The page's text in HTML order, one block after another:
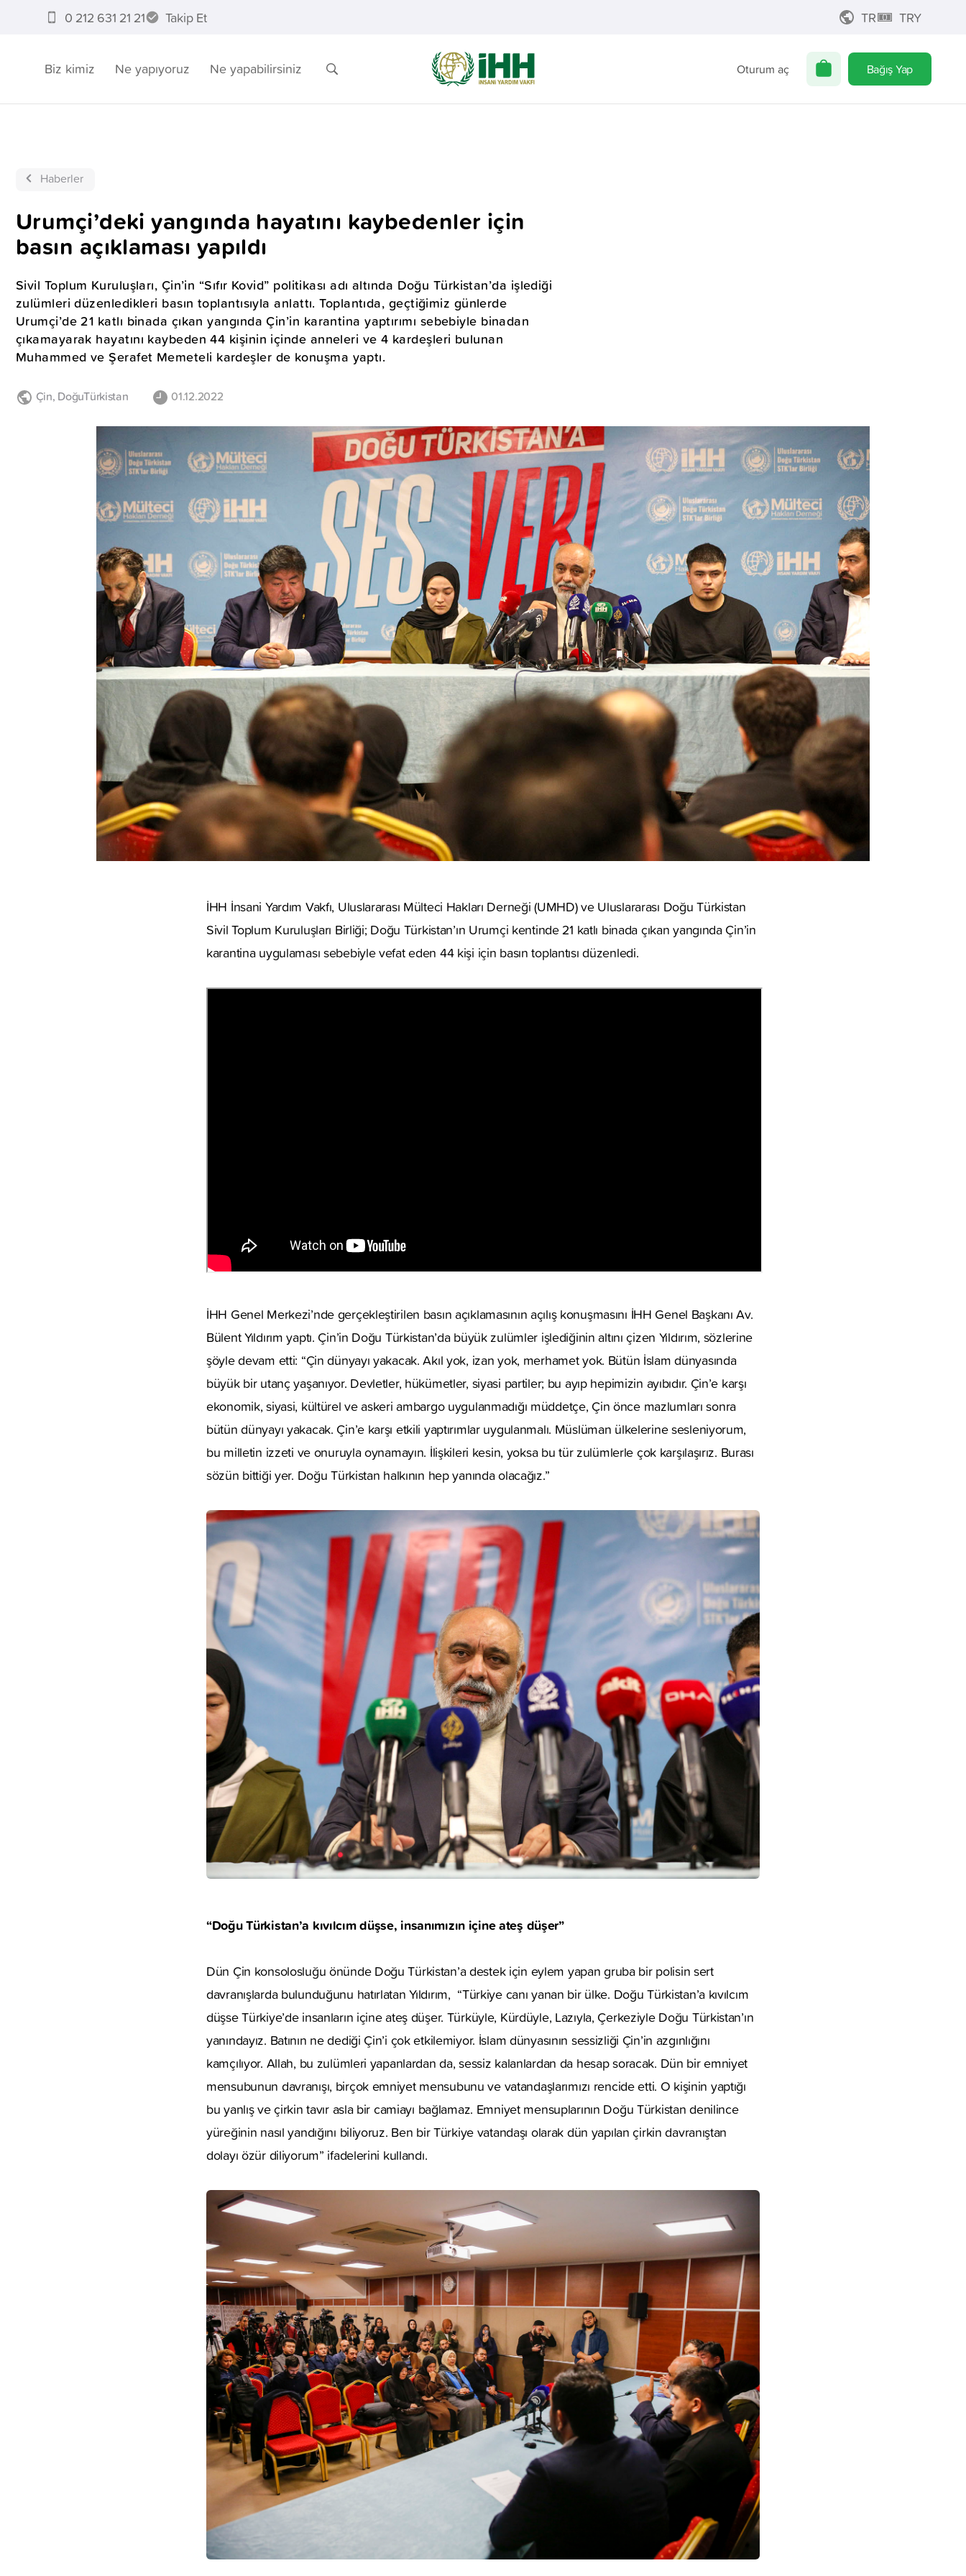
0 212 631 21 21 Takip Et TR TRY
Biz kimiz Ne yapıyoruz Ne yapabilirsiniz Oturum aç Bağış Yap
Haberler
Urumçi’deki yangında hayatını kaybedenler için
basın açıklaması yapıldı
Sivil Toplum Kuruluşları, Çin’in “Sıfır Kovid” politikası adı altında Doğu Türkistan’da işlediği
zulümleri düzenledikleri basın toplantısıyla anlattı. Toplantıda, geçtiğimiz günlerde
Urumçi’de 21 katlı binada çıkan yangında Çin’in karantina yaptırımı sebebiyle binadan
çıkamayarak hayatını kaybeden 44 kişinin içinde anneleri ve 4 kardeşleri bulunan
Muhammed ve Şerafet Memeteli kardeşler de konuşma yaptı.
Çin, DoğuTürkistan 01.12.2022
İHH İnsani Yardım Vakfı, Uluslararası Mülteci Hakları Derneği (UMHD) ve Uluslararası Doğu Türkistan
Sivil Toplum Kuruluşları Birliği; Doğu Türkistan’ın Urumçi kentinde 21 katlı binada çıkan yangında Çin’in
karantina uygulaması sebebiyle vefat eden 44 kişi için basın toplantısı düzenledi.
İHH Genel Merkezi’nde gerçekleştirilen basın açıklamasının açılış konuşmasını İHH Genel Başkanı Av.
Bülent Yıldırım yaptı. Çin’in Doğu Türkistan’da büyük zulümler işlediğinin altını çizen Yıldırım, sözlerine
şöyle devam etti: “Çin dünyayı yakacak. Akıl yok, izan yok, merhamet yok. Bütün İslam dünyasında
büyük bir utanç yaşanıyor. Devletler, hükümetler, siyasi partiler; bu ayıp hepimizin ayıbıdır. Çin’e karşı
ekonomik, siyasi, kültürel ve askeri ambargo uygulanmadığı müddetçe, Çin önce mazlumları sonra
bütün dünyayı yakacak. Çin’e karşı etkili yaptırımlar uygulanmalı. Müslüman ülkelerine sesleniyorum,
bu milletin izzeti ve onuruyla oynamayın. İlişkileri kesin, yoksa bu tür zulümlerle çok karşılaşırız. Burası
sözün bittiği yer. Doğu Türkistan halkının hep yanında olacağız.”
“Doğu Türkistan’a kıvılcım düşse, insanımızın içine ateş düşer”
Dün Çin konsolosluğu önünde Doğu Türkistan’a destek için eylem yapan gruba bir polisin sert
davranışlarda bulunduğunu hatırlatan Yıldırım, “Türkiye canı yanan bir ülke. Doğu Türkistan’a kıvılcım
düşse Türkiye’de insanların içine ateş düşer. Türküyle, Kürdüyle, Lazıyla, Çerkeziyle Doğu Türkistan’ın
yanındayız. Batının ne dediği Çin’i çok etkilemiyor. İslam dünyasının sessizliği Çin’in azgınlığını
kamçılıyor. Allah, bu zulümleri yapanlardan da, sessiz kalanlardan da hesap soracak. Dün bir emniyet
mensubunun davranışı, birçok emniyet mensubunu ve vatandaşlarımızı rencide etti. O kişinin yaptığı
bu yanlış ve çirkin tavır asla bir camiayı bağlamaz. Emniyet mensuplarının Doğu Türkistan denilince
yüreğinin nasıl yandığını biliyoruz. Ben bir Türkiye vatandaşı olarak dün yapılan çirkin davranıştan
dolayı özür diliyorum” ifadelerini kullandı.